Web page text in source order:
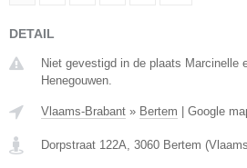
DETAIL
Niet gevestigd in de plaats Marcinelle
Henegouwen.
Vlaams-Brabant » Bertem Google
Dorpstraat 122A, 3060 Bertem (